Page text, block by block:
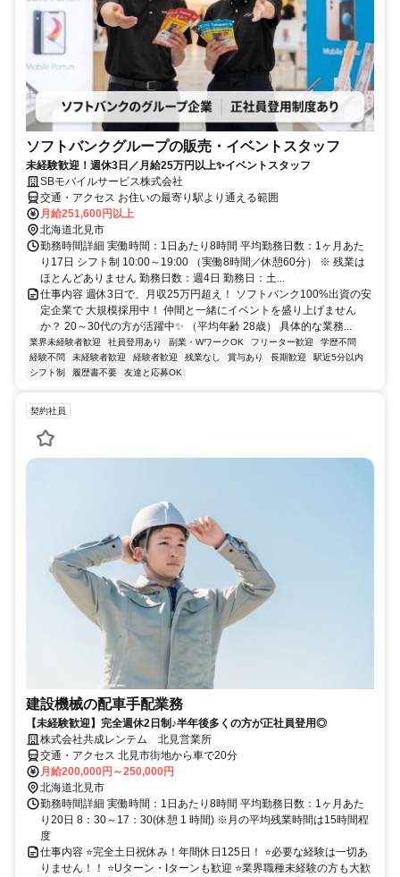
ソフトバンクグループの販売・イベントスタッフ
未経験歓迎！週休3日／月給25万円以上✨イベントスタッフ
SBモバイルサービス株式会社
交通・アクセス お住いの最寄り駅より通える範囲
月給251,600円以上
北海道北見市
勤務時間詳細 実働時間：1日あたり8時間 平均勤務日数：1ヶ月あた
り17日 シフト制 10:00～19:00 （実働8時間／休憩60分） ※ 残業は
ほとんどありません 勤務日数：週4日 勤務日：土...
仕事内容 週休3日で、月収25万円超え！ ソフトバンク100%出資の安
定企業で 大規模採用中！ 仲間と一緒にイベントを盛り上げません
か？ 20～30代の方が活躍中✨ （平均年齢 28歳） 具体的な業務...
業界未経験者歓迎 社員登用あり 副業・WワークOK フリーター歓迎
学歴不問
経験不問
未経験者歓迎 経験者歓迎 残業なし 賞与あり 長期歓迎
駅近5分以内
シフト制
履歴書不要 友達と応募OK
契約社員
建設機械の配車手配業務
【未経験歓迎】完全週休2日制♪半年後多くの方が正社員登用◎
株式会社共成レンテム 北見営業所
交通・アクセス 北見市街地から車で20分
月給200,000円～250,000円
北海道北見市
勤務時間詳細 実働時間：1日あたり8時間 平均勤務日数：1ヶ月あた
り20日 8：30～17：30(休憩 1 時間) ※月の平均残業時間は15時間程
度
仕事内容 ⭐完全土日祝休み！年間休日125日！ ⭐必要な経験は一切あ
りません！！ ⭐Uターン・Iターンも歓迎 ⭐業界職種未経験の方も大歓